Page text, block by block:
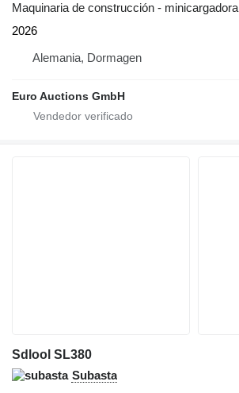
Maquinaria de construcción - minicargadora
2026
Alemania, Dormagen
Euro Auctions GmbH
Sdlool SL380
Subasta